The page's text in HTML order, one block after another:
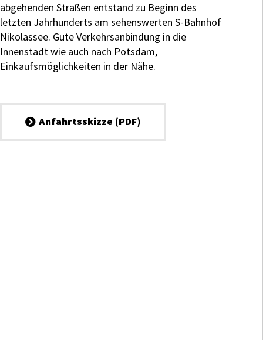
abgehenden Straßen entstand zu Beginn des
letzten Jahrhunderts am sehenswerten S-Bahnhof
Nikolassee. Gute Verkehrsanbindung in die
Innenstadt wie auch nach Potsdam,
Einkaufsmöglichkeiten in der Nähe.
Anfahrtsskizze (PDF)